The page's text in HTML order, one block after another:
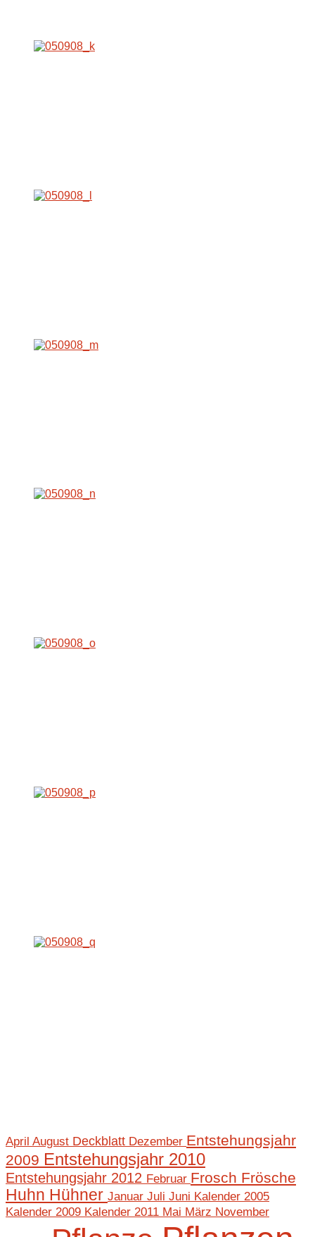
April August Deckblatt Dezember Entstehungsjahr
2009 Entstehungsjahr 2010
Entstehungsjahr 2012 Februar Frosch Frösche
Huhn Hühner Januar Juli Juni Kalender 2005
Kalender 2009 Kalender 2011 Mai März November